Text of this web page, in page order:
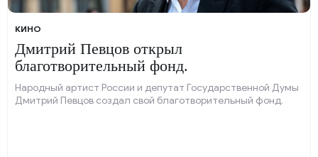
КИНО
Дмитрий Певцов открыл
благотворительный фонд.
Народный артист России и депутат Государственной Думы
Дмитрий Певцов создал свой благотворительный фонд.